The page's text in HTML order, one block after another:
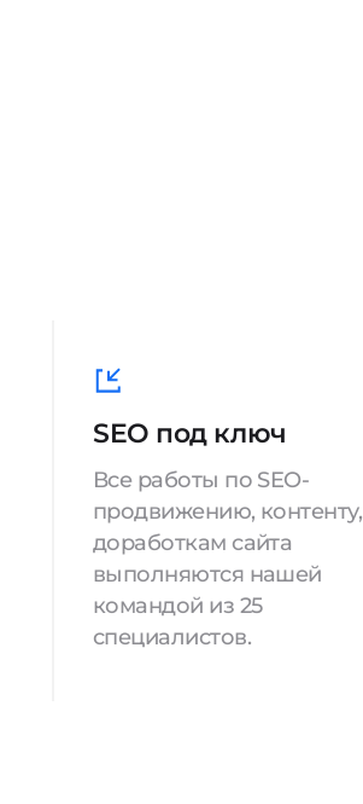
SEO под ключ
Все работы по SEO-
продвижению, контенту,
доработкам сайта
выполняются нашей
командой из 25
специалистов.